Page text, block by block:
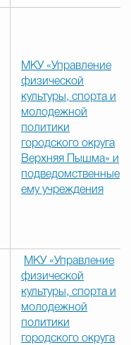
МКУ «Управление
физической
культуры, спорта и
молодежной
политики
городского округа
Верхняя Пышма» и
подведомственные
ему учреждения
МКУ «Управление
физической
культуры, спорта и
молодежной
политики
городского округа